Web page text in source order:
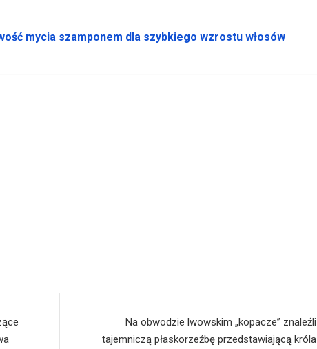
mycia szamponem dla szybkiego wzrostu włosów
Na obwodzie lwowskim „kopacze” znaleźli
tajemniczą płaskorzeźbę przedstawiającą króla